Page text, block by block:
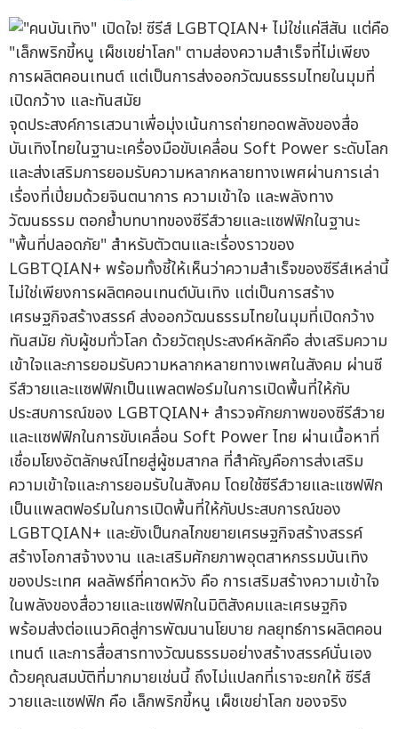
จุดประสงค์การเสวนาเพื่อมุ่งเน้นการถ่ายทอดพลังของสื่อ
บันเทิงไทยในฐานะเครื่องมือขับเคลื่อน Soft Power ระดับโลก
และส่งเสริมการยอมรับความหลากหลายทางเพศผ่านการเล่า
เรื่องที่เปี่ยมด้วยจินตนาการ ความเข้าใจ และพลังทาง
วัฒนธรรม ตอกย้ำบทบาทของซีรีส์วายและแซฟฟิกในฐานะ
"พื้นที่ปลอดภัย" สำหรับตัวตนและเรื่องราวของ
LGBTQIAN+ พร้อมทั้งชี้ให้เห็นว่าความสำเร็จของซีรีส์เหล่านี้
ไม่ใช่เพียงการผลิตคอนเทนต์บันเทิง แต่เป็นการสร้าง
เศรษฐกิจสร้างสรรค์ ส่งออกวัฒนธรรมไทยในมุมที่เปิดกว้าง
ทันสมัย กับผู้ชมทั่วโลก ด้วยวัตถุประสงค์หลักคือ ส่งเสริมความ
เข้าใจและการยอมรับความหลากหลายทางเพศในสังคม ผ่านซี
รีส์วายและแซฟฟิกเป็นแพลตฟอร์มในการเปิดพื้นที่ให้กับ
ประสบการณ์ของ LGBTQIAN+ สำรวจศักยภาพของซีรีส์วาย
และแซฟฟิกในการขับเคลื่อน Soft Power ไทย ผ่านเนื้อหาที่
เชื่อมโยงอัตลักษณ์ไทยสู่ผู้ชมสากล ที่สำคัญคือการส่งเสริม
ความเข้าใจและการยอมรับในสังคม โดยใช้ซีรีส์วายและแซฟฟิก
เป็นแพลตฟอร์มในการเปิดพื้นที่ให้กับประสบการณ์ของ
LGBTQIAN+ และยังเป็นกลไกขยายเศรษฐกิจสร้างสรรค์
สร้างโอกาสจ้างงาน และเสริมศักยภาพอุตสาหกรรมบันเทิง
ของประเทศ ผลลัพธ์ที่คาดหวัง คือ การเสริมสร้างความเข้าใจ
ในพลังของสื่อวายและแซฟฟิกในมิติสังคมและเศรษฐกิจ
พร้อมส่งต่อแนวคิดสู่การพัฒนานโยบาย กลยุทธ์การผลิตคอน
เทนต์ และการสื่อสารทางวัฒนธรรมอย่างสร้างสรรค์นั่นเอง
ด้วยคุณสมบัติที่มากมายเช่นนี้ ถึงไม่แปลกที่เราจะยกให้ ซีรีส์
วายและแซฟฟิก คือ เล็กพริกขี้หนู เผ็ชเขย่าโลก ของจริง